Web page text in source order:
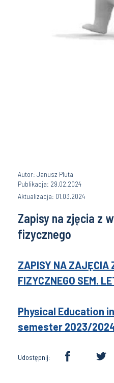
Autor: Janusz Pluta
Publikacja: 29.02.2024
Aktualizacja: 01.03.2024
Zapisy na zjęcia z
fizycznego
ZAPISY NA ZAJĘCIA
FIZYCZNEGO SEM.
Physical Education
semester 2023/
Udostępnij: